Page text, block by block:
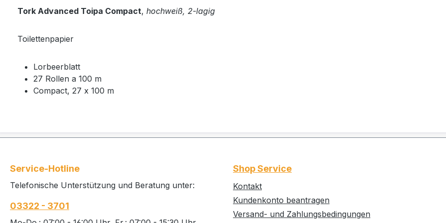
Tork Advanced Toipa Compact, hochweiß, 2-lagig
Toilettenpapier
Lorbeerblatt
27 Rollen a 100 m
Compact, 27 x 100 m
Service-Hotline
Telefonische Unterstützung und Beratung unter:
03322 - 3701
Shop Service
Kontakt
Kundenkonto beantragen
Versand- und Zahlungsbedingungen